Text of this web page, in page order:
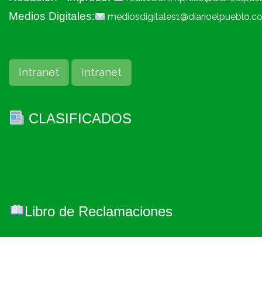
Medios Digitales:
Intranet Intranet
CLASIFICADOS
Libro de Reclamaciones